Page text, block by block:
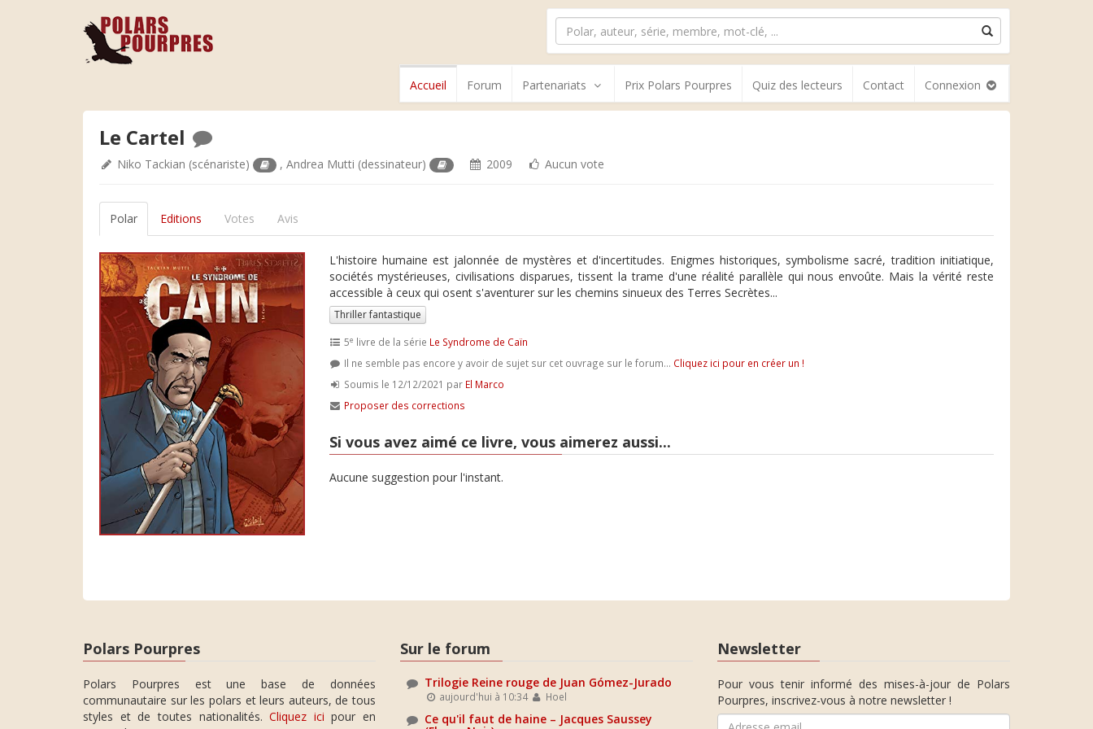
Accueil Forum Partenariats Prix Polars Pourpres Quiz des lecteurs Contact Connexion
Le Cartel
Niko Tackian (scénariste) ,Andrea Mutti (dessinateur) 2009 Aucun vote
Polar Editions Votes Avis
L'histoire humaine est jalonnée de mystères et d'incertitudes. Enigmes historiques, symbolisme sacré, tradition initiatique,
sociétés mystérieuses, civilisations disparues, tissent la trame d'une réalité parallèle qui nous envoûte. Mais la vérité reste
accessible à ceux qui osent s'aventurer sur les chemins sinueux des Terres Secrètes...
Thriller fantastique
5e livre de la série Le Syndrome de Caïn
Il ne semble pas encore y avoir de sujet sur cet ouvrage sur le forum... Cliquez ici pour en créer un !
Soumis le 12/12/2021 par El Marco
Proposer des corrections
Si vous avez aimé ce livre, vous aimerez aussi...
Aucune suggestion pour l'instant.
Polars Pourpres
Polars Pourpres est une base de données
communautaire sur les polars et leurs auteurs, de tous
styles et de toutes nationalités.Cliquez ici pour en
Sur le forum
Trilogie Reine rouge de Juan Gómez-Jurado
aujourd'hui à 10:34 Hoel
Ce qu'il faut de haine – Jacques Saussey
Newsletter
Pour vous tenir informé des mises-à-jour de Polars
Pourpres, inscrivez-vous à notre newsletter !